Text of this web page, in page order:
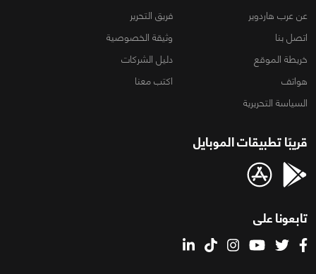
عن عرب هاردوير
فريق التحرير
اتصل بنا
وثيقة الخصوصية
خريطة الموقع
دليل الشركات
هواتف
اكتب معنا
السياسة التحريرية
قريبًا تطبيقات الموبايل
تابعونا على